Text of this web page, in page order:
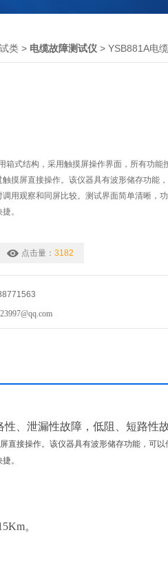
类 > 电缆故障测试仪 > YSB881A电
箱式结构，采用触摸屏操作界面，所有功能
摸屏直接操作。该仪器具有波形储存功能
用观察和同屏比较。测试界面简单清晰，
。
点击量： 3182
、泄漏性故障，低阻、短路性
直接操作。该仪器具有波形储存功能，可以
。
。